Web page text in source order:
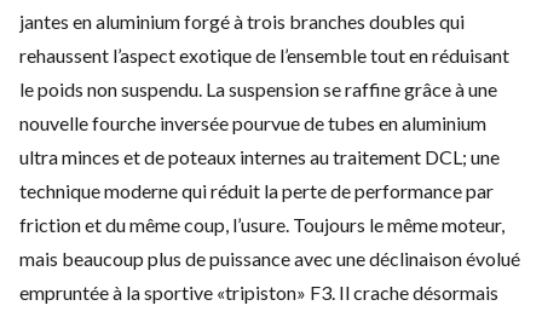
jantes en aluminium forgé à trois branches doubles qui
rehaussent l’aspect exotique de l’ensemble tout en réduisant
le poids non suspendu. La suspension se raffine grâce à une
nouvelle fourche inversée pourvue de tubes en aluminium
ultra minces et de poteaux internes au traitement DCL; une
technique moderne qui réduit la perte de performance par
friction et du même coup, l’usure. Toujours le même moteur,
mais beaucoup plus de puissance avec une déclinaison évolué
empruntée à la sportive «tripiston» F3. Il crache désormais